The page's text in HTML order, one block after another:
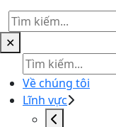
✕
Về chúng tôi
Lĩnh vực